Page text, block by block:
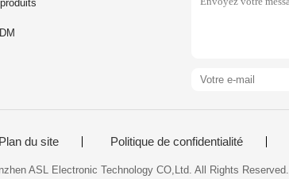
Plan du site Politique de confidentialité
ASL Electronic Technology CO,Ltd. All Rights Reserved.